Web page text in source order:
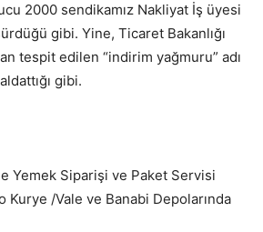
2000 sendikamız Nakliyat İş üyesi
gibi. Yine, Ticaret Bakanlığı
tespit edilen “indirim yağmuru” adı
gibi.
Yemek Siparişi ve Paket Servisi
Kurye /Vale ve Banabi Depolarında